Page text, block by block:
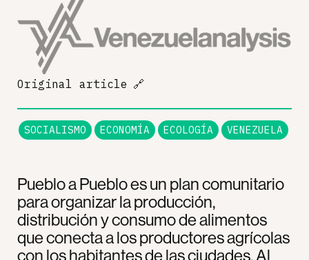
Pueblo a Pueblo es un plan comunitario
para organizar la producción,
distribución y consumo de alimentos
que conecta a los productores agrícolas
con los habitantes de las ciudades. Al
Original article 🔗
SOCIALISMO ECONOMÍA ECOLOGÍA VENEZUELA